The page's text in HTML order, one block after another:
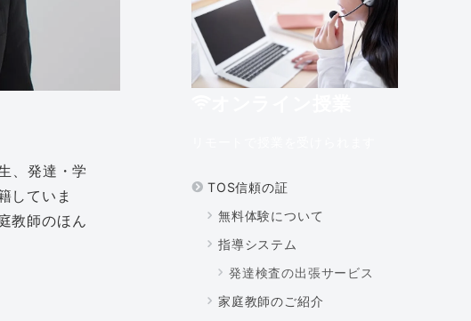
、発達・学
していま
教師のほん
TOS信頼の証
無料体験について
指導システム
発達検査の出張サービス
家庭教師のご紹介